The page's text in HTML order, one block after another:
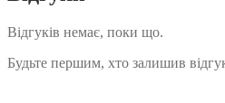
Відгуків немає, поки що.
Будьте першим, хто залишив